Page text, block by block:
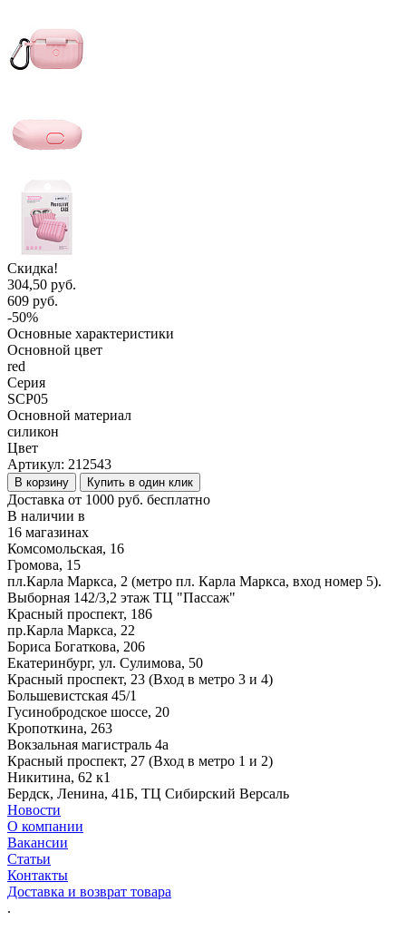
Скидка!
304,50 руб.
609 руб.
-50%
Основные характеристики
Основной цвет
red
Серия
SCP05
Основной материал
силикон
Цвет
Артикул: 212543
В корзину Купить в один клик
Доставка от 1000 руб. бесплатно
В наличии в
16 магазинах
Комсомольская, 16
Громова, 15
пл.Карла Маркса, 2 (метро пл. Карла Маркса, вход номер 5).
Выборная 142/3,2 этаж ТЦ "Пассаж"
Красный проспект, 186
пр.Карла Маркса, 22
Бориса Богаткова, 206
Екатеринбург, ул. Сулимова, 50
Красный проспект, 23 (Вход в метро 3 и 4)
Большевистская 45/1
Гусинобродское шоссе, 20
Кропоткина, 263
Вокзальная магистраль 4а
Красный проспект, 27 (Вход в метро 1 и 2)
Никитина, 62 к1
Бердск, Ленина, 41Б, ТЦ Сибирский Версаль
Новости
О компании
Вакансии
Статьи
Контакты
Доставка и возврат товара
.